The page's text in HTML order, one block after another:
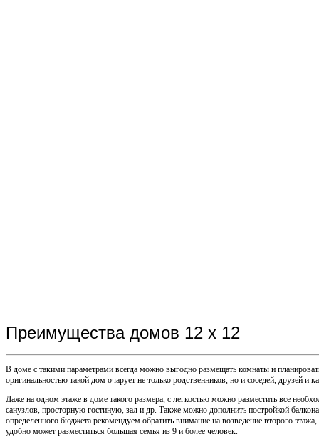
Преимущества домов 12 х 12
В доме с такими параметрами всегда можно выгодно размещать комнаты и
оригинальностью такой дом очарует не только родственников, но и соседей, друзей и
Даже на одном этаже в доме такого размера, с легкостью можно разместить все
санузлов, просторную гостиную, зал и др. Также можно дополнить постройкой
определенного бюджета рекомендуем обратить внимание на возведение второго
удобно может разместиться большая семья из 9 и более человек.